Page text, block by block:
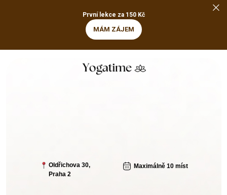
První lekce za 150 Kč
MÁM ZÁJEM
Oldřichova 30,
Praha 2
Maximálně 10 míst